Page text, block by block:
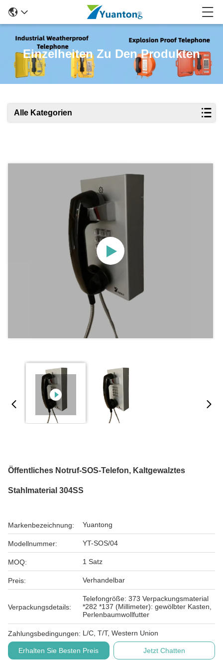
Einzelheiten Zu Den Produkten
Alle Kategorien
Öffentliches Notruf-SOS-Telefon, Kaltgewalztes
Stahlmaterial 304SS
Markenbezeichnung: Yuantong
Modellnummer: YT-SOS/04
MOQ: 1 Satz
Preis: Verhandelbar
Verpackungsdetails:
Telefongröße: 373 Verpackungsmaterial
*282 *137 (Millimeter): gewölbter Kasten,
Perlenbaumwollfutter
Zahlungsbedingungen: L/C, T/T, Western Union
Erhalten Sie Besten Preis Jetzt Chatten